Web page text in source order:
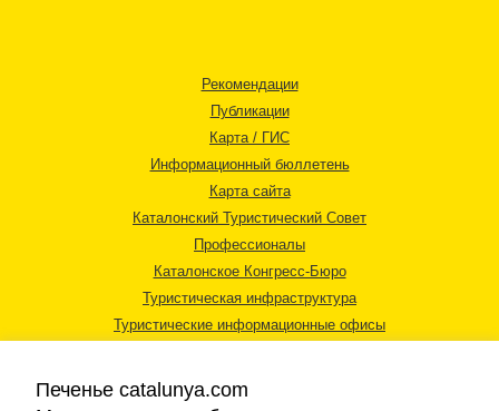
Рекомендации
Публикации
Карта / ГИС
Информационный бюллетень
Карта сайта
Каталонский Туристический Совет
Профессионалы
Каталонское Конгресс-Бюро
Туристическая инфраструктура
Туристические информационные офисы
Печенье catalunya.com